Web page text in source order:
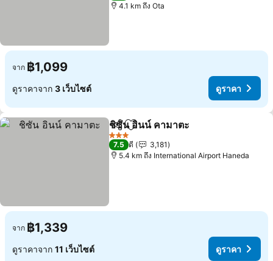
4.1 km ถึง Ota
จาก ฿1,099
ดูราคาจาก 3 เว็บไซต์ ดูราคา
แชร์ เพิ่มในรายการโปรด
ชิซัน อินน์ คามาตะ
3 ดาว
7.5 ดี
3,181
5.4 km ถึง International Airport Haneda
จาก ฿1,339
ดูราคาจาก 11 เว็บไซต์ ดูราคา